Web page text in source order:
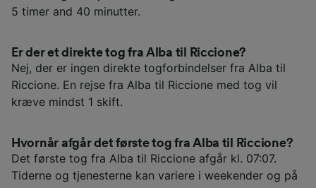
5 timer and 40 minutter.
Er der et direkte tog fra Alba til Riccione?
Nej, der er ingen direkte togforbindelser fra Alba til
Riccione. En rejse fra Alba til Riccione med tog vil
kræve mindst 1 skift.
Hvornår afgår det første tog fra Alba til Riccione?
Det første tog fra Alba til Riccione afgår kl. 07:07.
Tiderne og tjenesterne kan variere i weekender og på